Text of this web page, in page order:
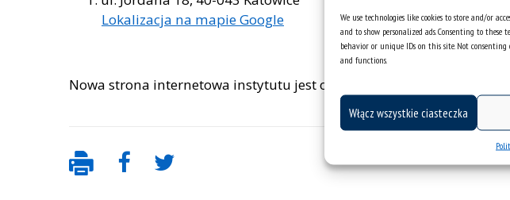
We use technologies like cookies to store and/or
and to show personalized ads. Consenting to these
behavior or unique IDs on this site. Not
and functions.
Włącz wszystkie ciasteczka
Lokalizacja na mapie Google
Nowa strona internetowa instytutu jest obecnie w budowie. Już